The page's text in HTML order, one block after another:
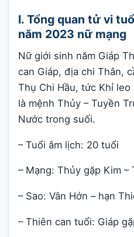
I. Tổng quan tử vi
năm 2023 nữ mạng
Nữ giới sinh năm Giáp
can Giáp, địa chi Thân,
Thụ Chi Hầu, tức Khỉ
là mệnh Thủy – Tuyền
Nước trong suối.
– Tuổi âm lịch: 20 tuổi
– Mạng: Thủy gặp Kim –
– Sao: Vân Hớn – hạn
– Thiên can tuổi: Giáp